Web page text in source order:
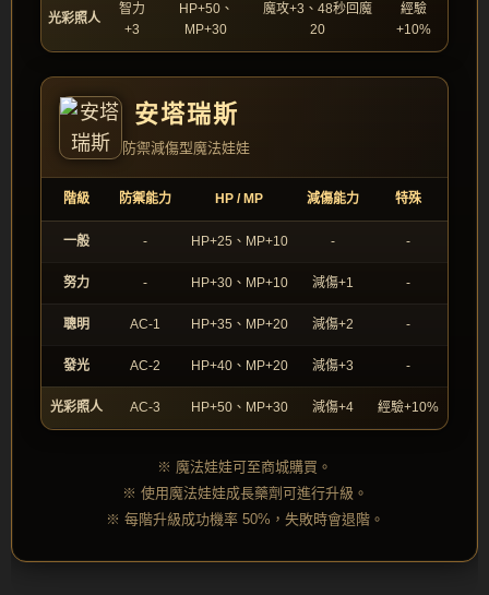
光彩照人
智力
+3
HP+50、
MP+30
魔攻+3、48秒回魔
20
經驗
+10%
安塔瑞斯
防禦減傷型魔法娃娃
階級 防禦能力 HP / MP 減傷能力 特殊
一般 - HP+25、MP+10 - -
努力 - HP+30、MP+10 減傷+1 -
聰明 AC-1 HP+35、MP+20 減傷+2 -
發光 AC-2 HP+40、MP+20 減傷+3 -
光彩照人 AC-3 HP+50、MP+30 減傷+4 經驗+10%
※ 魔法娃娃可至商城購買。
※ 使用魔法娃娃成長藥劑可進行升級。
※ 每階升級成功機率 50%，失敗時會退階。